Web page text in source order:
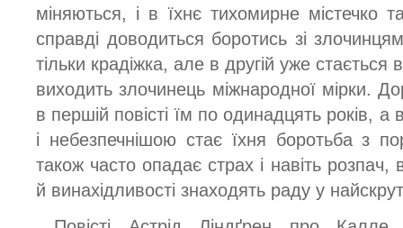
міняються, і в їхнє тихомирне містечко
справді доводиться боротись зі
тільки крадіжка, але в другій уже стається
виходить злочинець міжнародної мірки.
в першій повісті їм по одинадцять років, а
і небезпечнішою стає їхня боротьба з
також часто опадає страх і навіть розпач,
й винахідливості знаходять раду у